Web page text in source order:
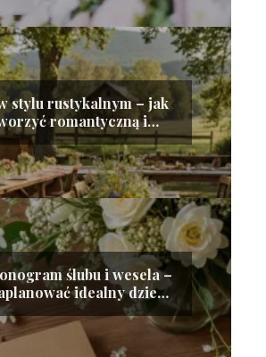
stylu rustykalnym – jak
romantyczną i
atmosferę
ślubu i wesela –
idealny dzień
krok po kroku